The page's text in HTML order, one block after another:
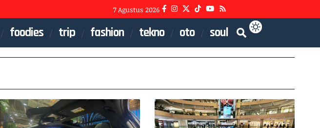
7 Agustus 2026
foodies trip fashion tekno oto soul